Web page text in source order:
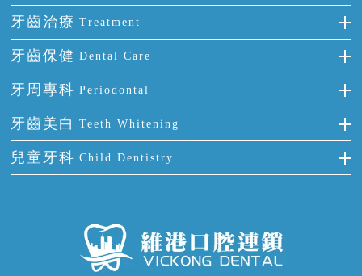
門牙缺失
多顆牙缺失
半口缺失
全口缺失
前牙反頜
牙齒擁擠
牙齒前突
牙齒稀疏
全瓷牙
烤瓷牙
氟斑牙
四環素牙
活動假牙
牙貼面
牙齒治療 Treatment
補牙
智齒
根管治療
拔牙
牙痛
牙齒保健 Dental Care
正確刷牙
全國愛牙日
預防牙病
牙科通識
牙周專科 Periodontal
牙周炎
牙齦出血
牙齦炎
牙齦萎縮
牙齒美白 Teeth Whitening
冷光美白
兒童牙科 Child Dentistry